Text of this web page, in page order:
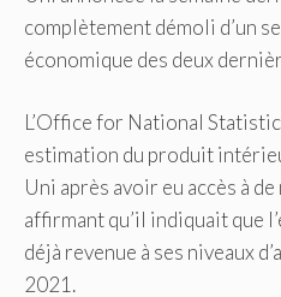
complètement démoli d’un
économique des deux
L’Office for National
estimation du produit
Uni après avoir eu accès à
affirmant qu’il indiquait que
déjà revenue à ses niveaux
2021.